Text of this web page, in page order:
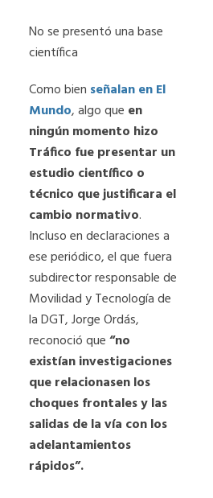
No se presentó una base
científica
Como bien señalan en El
Mundo, algo que en
ningún momento hizo
Tráfico fue presentar un
estudio científico o
técnico que justificara el
cambio normativo.
Incluso en declaraciones a
ese periódico, el que fuera
subdirector responsable de
Movilidad y Tecnología de
la DGT, Jorge Ordás,
reconoció que“no
existían investigaciones
que relacionasen los
choques frontales y las
salidas de la vía con los
adelantamientos
rápidos”.